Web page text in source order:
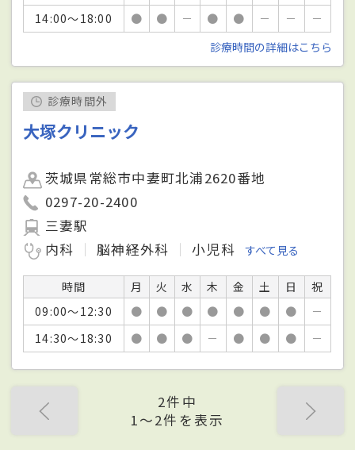
14:00～18:00
● ● － ● ● － －
－
診療時間の詳細はこちら
診療時間外
大塚クリニック
茨城県常総市中妻町北浦2620番地
0297-20-2400
三妻駅
内科
脳神経外科 小児科 すべて見る
時間 月 火 水 木 金 土 日
祝
09:00～12:30
● ● ● ● ● ● ●
－
14:30～18:30
● ● ● － ● ● ● －
2件中
1〜2件を表示